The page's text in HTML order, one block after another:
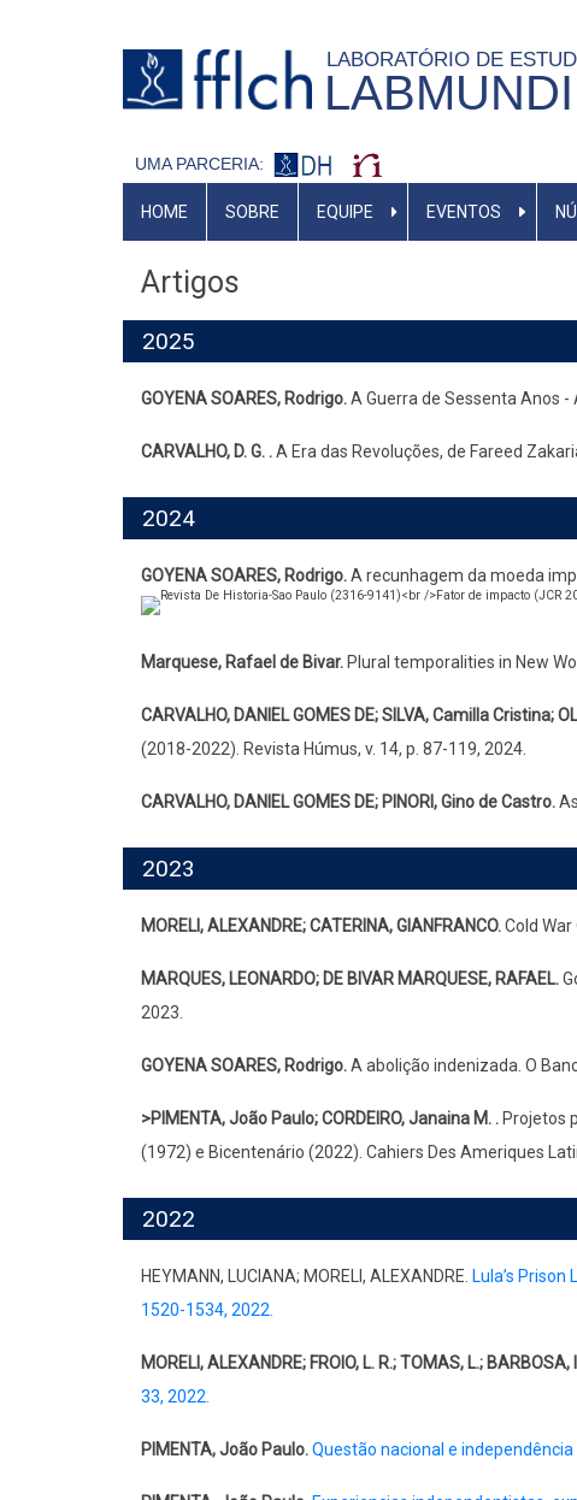
LABORATÓRIO DE
LABMUNDI
UMA PARCERIA:
MAIN
HOME SOBRE EQUIPE EVENTOS
Artigos
2025
GOYENA SOARES, Rodrigo.A Guerra de Sessenta Anos -
CARVALHO, D. G. .A Era das Revoluções, de Fareed
2024
GOYENA SOARES, Rodrigo.A recunhagem da moeda
Marquese, Rafael de Bivar. Plural temporalities in New
CARVALHO, DANIEL GOMES DE; SILVA, Camilla Cristina;
(2018-2022). Revista Húmus, v. 14, p. 87-119, 2024.
CARVALHO, DANIEL GOMES DE; PINORI, Gino de Castro.
2023
MORELI, ALEXANDRE; CATERINA, GIANFRANCO.Cold War
MARQUES, LEONARDO; DE BIVAR MARQUESE, RAFAEL.
2023.
GOYENA SOARES, Rodrigo.A abolição indenizada. O
>PIMENTA, João Paulo; CORDEIRO, Janaina M. . Projetos
(1972) e Bicentenário (2022). Cahiers Des Ameriques
2022
HEYMANN, LUCIANA; MORELI, ALEXANDRE. Lula’s Prison
1520-1534, 2022.
MORELI, ALEXANDRE; FROIO, L. R.; TOMAS, L.; BARBOSA,
33, 2022.
PIMENTA, João Paulo.Questão nacional e independência